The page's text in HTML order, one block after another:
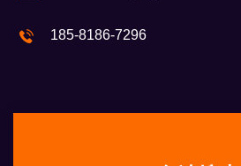
185-8186-7296